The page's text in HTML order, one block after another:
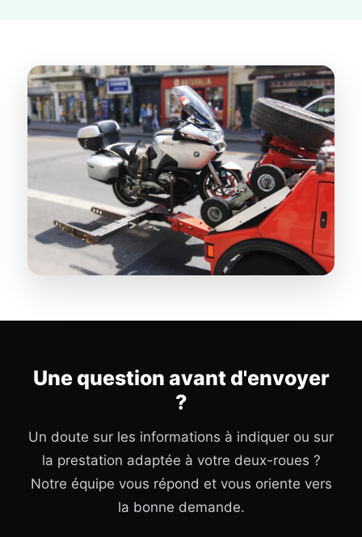
Une question avant d'envoyer
?
Un doute sur les informations à indiquer ou sur
la prestation adaptée à votre deux-roues ?
Notre équipe vous répond et vous oriente vers
la bonne demande.